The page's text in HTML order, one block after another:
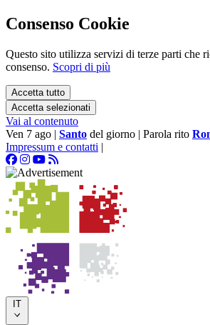
Consenso Cookie
Questo sito utilizza servizi di terze parti che
consenso. Scopri di più
Accetta tutto
Accetta selezionati
Vai al contenuto
Ven 7 ago | Santo del giorno | Parola rito
Impressum e contatti |
IT